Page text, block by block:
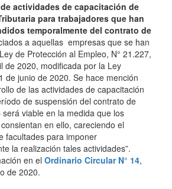
actividades de capacitación de
para trabajadores que han
temporalmente del contrato de
a aquellas empresas que se han
de Protección al Empleo, N° 21.227,
de 2020, modificada por la Ley
de junio de 2020. Se hace mención
de las actividades de capacitación
de suspensión del contrato de
será viable en la medida que los
en ello, careciendo el
facultades para imponer
la realización tales actividades”.
en el Ordinario Circular N° 14,
de 2020.